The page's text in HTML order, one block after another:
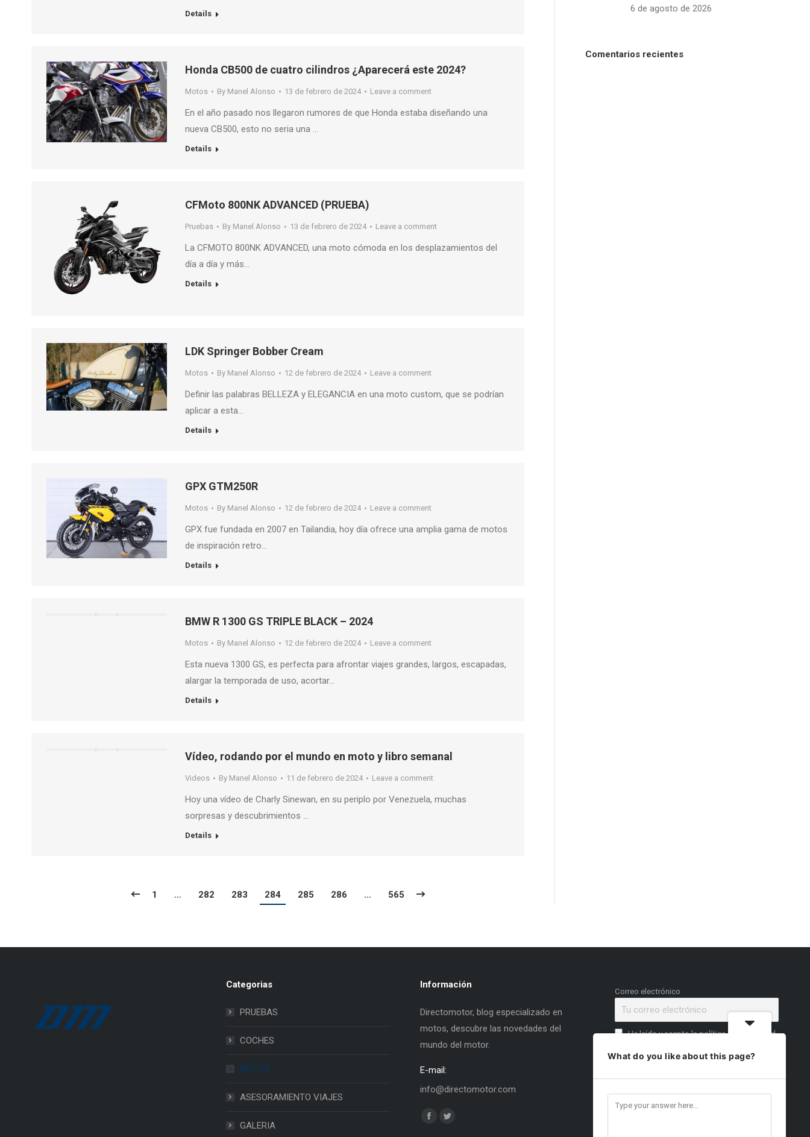
Details
Honda CB500 de cuatro cilindros ¿Aparecerá este 2024?
Motos By Manel Alonso 13 de febrero de 2024 Leave a comment
En el año pasado nos llegaron rumores de que Honda estaba diseñando una
nueva CB500, esto no seria una …
Details
CFMoto 800NK ADVANCED (PRUEBA)
Pruebas By Manel Alonso 13 de febrero de 2024 Leave a comment
La CFMOTO 800NK ADVANCED, una moto cómoda en los desplazamientos del
día a día y más…
Details
LDK Springer Bobber Cream
Motos By Manel Alonso 12 de febrero de 2024 Leave a comment
Definir las palabras BELLEZA y ELEGANCIA en una moto custom, que se podrían
aplicar a esta…
Details
GPX GTM250R
Motos By Manel Alonso 12 de febrero de 2024 Leave a comment
GPX fue fundada en 2007 en Tailandia, hoy día ofrece una amplia gama de motos
de inspiración retro…
Details
BMW R 1300 GS TRIPLE BLACK – 2024
Motos By Manel Alonso 12 de febrero de 2024 Leave a comment
Esta nueva 1300 GS, es perfecta para afrontar viajes grandes, largos, escapadas,
alargar la temporada de uso, acortar…
Details
Vídeo, rodando por el mundo en moto y libro semanal
Videos By Manel Alonso 11 de febrero de 2024 Leave a comment
Hoy una vídeo de Charly Sinewan, en su periplo por Venezuela, muchas
sorpresas y descubrimientos …
Details
1 … 282 283 284 285 286 … 565
6 de agosto de 2026
Comentarios recientes
Categorias
PRUEBAS
COCHES
MOTOS
ASESORAMIENTO VIAJES
GALERIA
Información
Directomotor, blog especializado en
motos, descubre las novedades del
mundo del motor.
E-mail:
info@directomotor.com
Find us on:
Facebook
Twitter
Correo electrónico
He leído y acepto la política de privacidad
What do you like about this page?